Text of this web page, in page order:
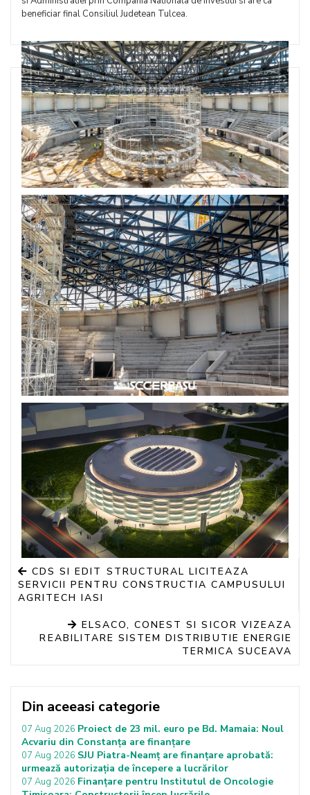
beneficiar final Consiliul Judetean Tulcea.
CDS SI EDIT STRUCTURAL LICITEAZA
SERVICII PENTRU CONSTRUCTIA CAMPUSULUI
AGRITECH IASI
ELSACO, CONEST SI SICOR VIZEAZA
REABILITARE SISTEM DISTRIBUTIE ENERGIE
TERMICA SUCEAVA
Din aceeasi categorie
07 Aug 2026 Proiect de 23 mil. euro pe Bd. Mamaia: Noul
Acvariu din Constanța are finanțare
07 Aug 2026 SJU Piatra-Neamț are finanțare aprobată:
urmează autorizația de începere a lucrărilor
07 Aug 2026 Finanțare pentru Institutul de Oncologie